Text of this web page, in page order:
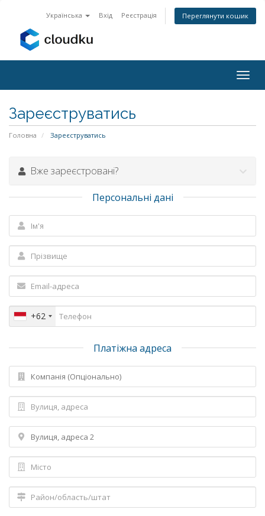
Українська Вхід Реєстрація Переглянути кошик
Зареєструватись
Головна Зареєструватись
Вже зареєстровані?
Персональні дані
+62
Платіжна адреса